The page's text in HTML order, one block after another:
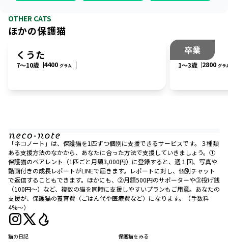
OTHER CATS
ほかの保護猫
くうた
7〜10歳 4400 グラム
卒業
モモ
1〜3歳 2800 グラ
「ネコノート」は、保護猫を1匹ずつ個別に支援できるサービスです。３種類
ある支援方法のなかから、あなたに合った方法で支援していきましょう。①
保護猫のペアレント（1匹ごと月額3,000円）に登録すると、週１回、写真や
動画付きの成長レポートがLINEで届きます。レポートに対し、個別チャット
で返信することもできます。ほかにも、②月額500円のサポーターや③投げ銭
（100円〜）など、複数の猫を同時に支援しやすいプランもご用意。あなたの
支援が、保護猫の養育費（ごはん代や医療費など）になります。（手数料
4%〜）
猫の日記 保護猫をみる